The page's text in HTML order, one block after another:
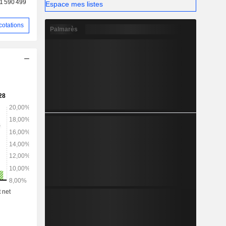
1 590 499 Espace mes listes
Palmarès